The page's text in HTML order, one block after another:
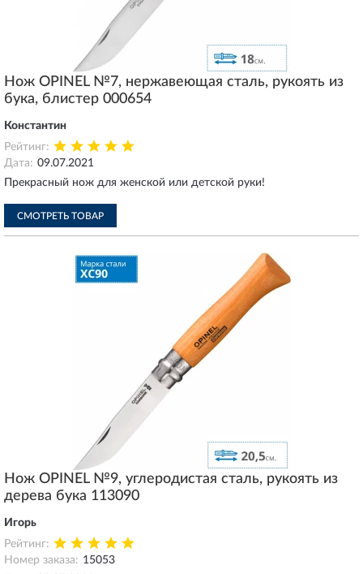
Нож OPINEL №7, нержавеющая сталь, рукоять из
бука, блистер 000654
Константин
Рейтинг:
Дата: 09.07.2021
Прекрасный нож для женской или детской руки!
СМОТРЕТЬ ТОВАР
Нож OPINEL №9, углеродистая сталь, рукоять из
дерева бука 113090
Игорь
Рейтинг:
Номер заказа: 15053